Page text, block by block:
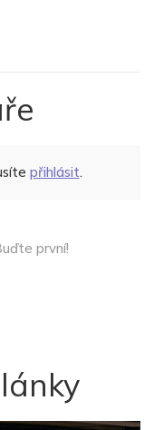
přihlásit.
první!